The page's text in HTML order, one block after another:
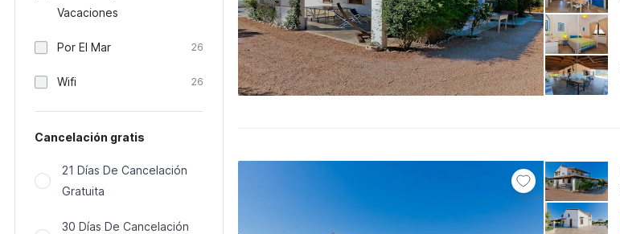
Vacaciones
Por El Mar 26
Wifi 26
Cancelación gratis
21 Días De Cancelación
Gratuita
30 Días De Cancelación